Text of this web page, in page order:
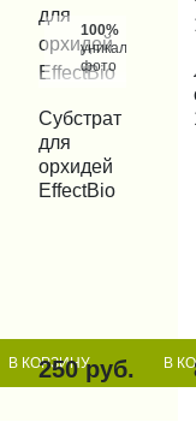
В КОРЗИНУ
100%
уникальные
фото
КУПИТЬ В 1 КЛИК
Субстрат
для
орхидей
EffectBio
250 руб. В